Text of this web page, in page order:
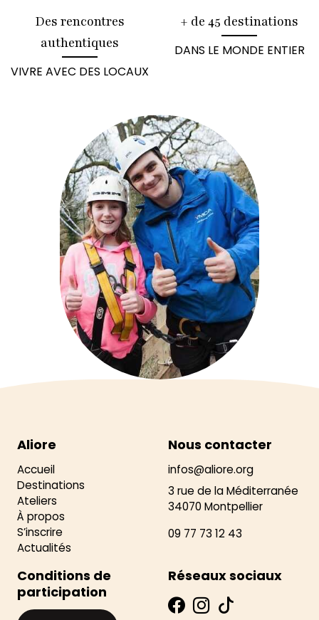
Des rencontres
authentiques
VIVRE AVEC DES LOCAUX
+ de 45 destinations
DANS LE MONDE ENTIER
Aliore
Accueil
Destinations
Ateliers
À propos
S’inscrire
Actualités
Nous contacter
infos@aliore.org
3 rue de la Méditerranée
34070 Montpellier
09 77 73 12 43
Conditions de
participation
Réseaux sociaux